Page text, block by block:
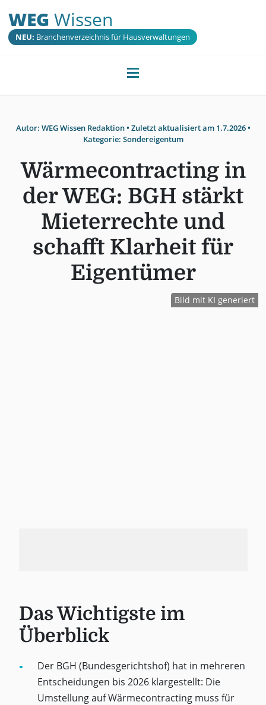
WEG Wissen
NEU: Branchenverzeichnis für Hausverwaltungen
Autor: WEG Wissen Redaktion• Zuletzt aktualisiert am 1.7.2026•
Kategorie: Sondereigentum
Wärmecontracting in
der WEG: BGH stärkt
Mieterrechte und
schafft Klarheit für
Eigentümer
Bild mit KI generiert
Das Wichtigste im
Überblick
Der BGH (Bundesgerichtshof) hat in mehreren
Entscheidungen bis 2026 klargestellt: Die
Umstellung auf Wärmecontracting muss für